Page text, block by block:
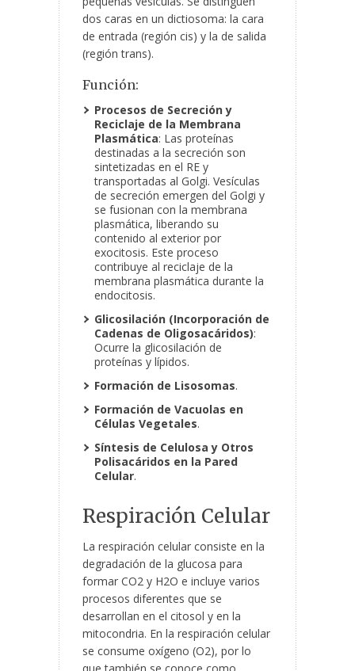
dos caras en un dictiosoma: la cara
de entrada (región cis) y la de salida
(región trans).
Función:
Procesos de Secreción y
Reciclaje de la Membrana
Plasmática: Las proteínas
destinadas a la secreción son
sintetizadas en el RE y
transportadas al Golgi. Vesículas
de secreción emergen del Golgi y
se fusionan con la membrana
plasmática, liberando su
contenido al exterior por
exocitosis. Este proceso
contribuye al reciclaje de la
membrana plasmática durante la
endocitosis.
Glicosilación (Incorporación de
Cadenas de Oligosacáridos):
Ocurre la glicosilación de
proteínas y lípidos.
Formación de Lisosomas.
Formación de Vacuolas en
Células Vegetales.
Síntesis de Celulosa y Otros
Polisacáridos en la Pared
Celular.
Respiración Celular
La respiración celular consiste en la
degradación de la glucosa para
formar CO2 y H2O e incluye varios
procesos diferentes que se
desarrollan en el citosol y en la
mitocondria. En la respiración celular
se consume oxígeno (O2), por lo